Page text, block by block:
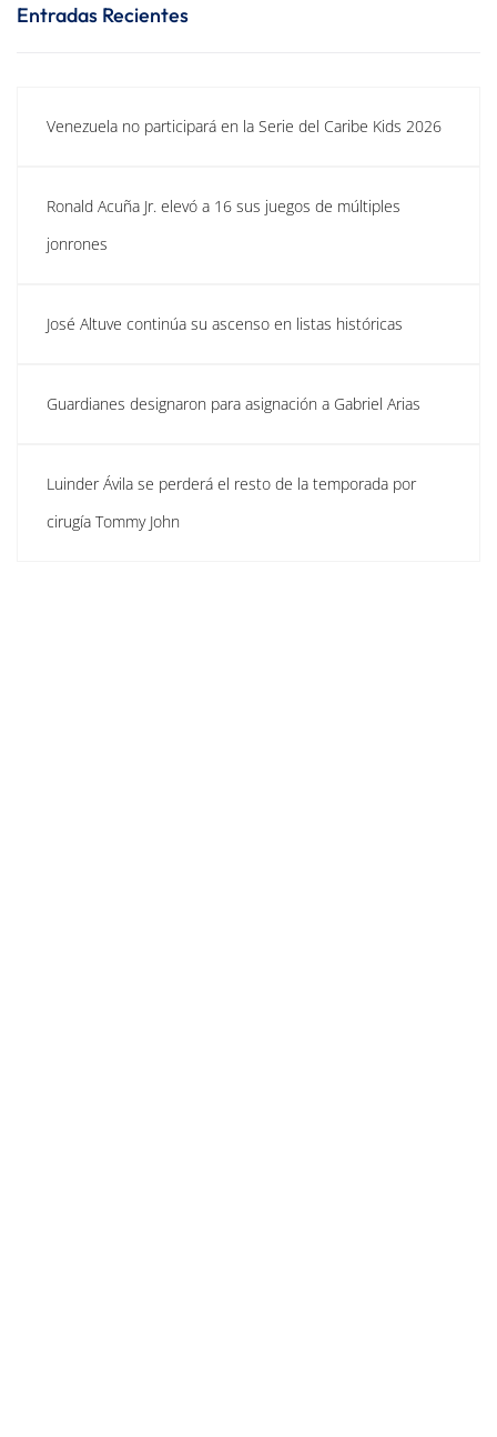
Entradas Recientes
Venezuela no participará en la Serie del Caribe Kids 2026
Ronald Acuña Jr. elevó a 16 sus juegos de múltiples
jonrones
José Altuve continúa su ascenso en listas históricas
Guardianes designaron para asignación a Gabriel Arias
Luinder Ávila se perderá el resto de la temporada por
cirugía Tommy John